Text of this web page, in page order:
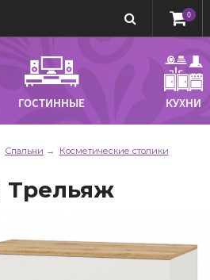
0
ГОСТИННЫЕ КУХНИ
Спальни
Косметические столики